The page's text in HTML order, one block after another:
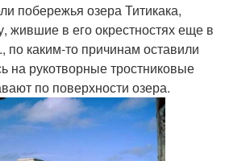
побережья озера Титикака,
жившие в его окрестностях еще в
по каким-то причинам оставили
на рукотворные тростниковые
по поверхности озера.